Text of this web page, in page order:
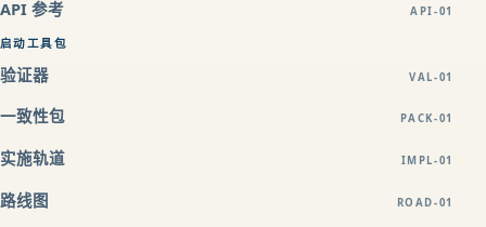
API 参考 API-01
启动工具包
验证器 VAL-01
一致性包 PACK-01
实施轨道 IMPL-01
路线图 ROAD-01